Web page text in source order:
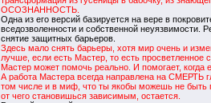
ОСОЗНАННОСТЬ.
Одна из его версий базируется на вере в
вседозволенности и собственной неуязвимости.
снятие защитных барьеров.
Здесь мало снять барьеры, хотя мир очень и
лучше, если есть Мастер, то есть просветленное
Мастер может помочь реально. И помогает, когда
А работа Мастера всегда направлена на СМЕРТЬ
том числе и в миф, что ты якобы можешь не быть
от чего становишься зависимым, остается.